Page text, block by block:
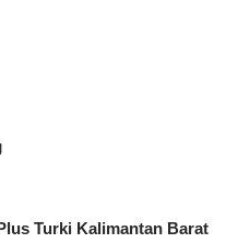
Turki Kalimantan Barat